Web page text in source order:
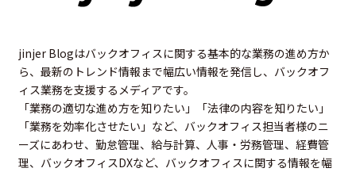
jinjer Blogはバックオフィスに関する基本的な業務の進め方か
ら、最新のトレンド情報まで幅広い情報を発信し、バックオフ
ィス業務を支援するメディアです。
「業務の適切な進め方を知りたい」「法律の内容を知りたい」
「業務を効率化させたい」など、バックオフィス担当者様のニ
ーズにあわせ、勤怠管理、給与計算、人事・労務管理、経費管
理、バックオフィスDXなど、バックオフィスに関する情報を幅